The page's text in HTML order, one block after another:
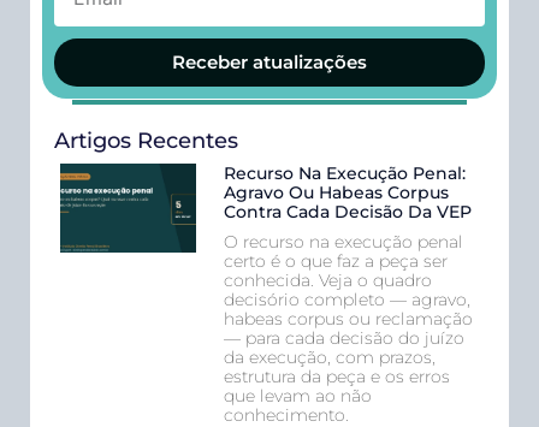
Receber atualizações
Artigos Recentes
Recurso Na Execução Penal:
Agravo Ou Habeas Corpus
Contra Cada Decisão Da VEP
O recurso na execução penal
certo é o que faz a peça ser
conhecida. Veja o quadro
decisório completo — agravo,
habeas corpus ou reclamação
— para cada decisão do juízo
da execução, com prazos,
estrutura da peça e os erros
que levam ao não
conhecimento.